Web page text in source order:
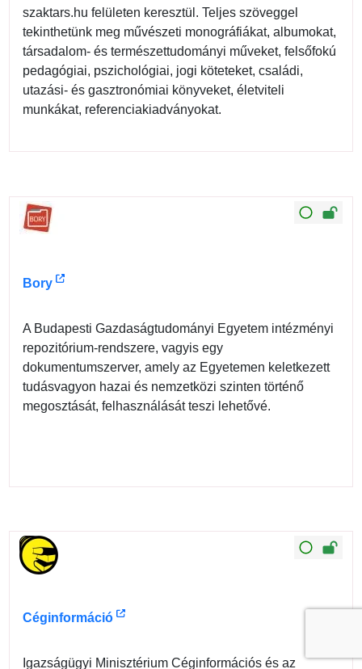
szaktars.hu felületen keresztül. Teljes szöveggel
tekinthetünk meg művészeti monográfiákat, albumokat,
társadalom- és természettudományi műveket, felsőfokú
pedagógiai, pszichológiai, jogi köteteket, családi,
utazási- és gasztronómiai könyveket, életviteli
munkákat, referenciakiadványokat.
Bory
A Budapesti Gazdaságtudományi Egyetem intézményi
repozitórium-rendszere, vagyis egy
dokumentumszerver, amely az Egyetemen keletkezett
tudásvagyon hazai és nemzetközi szinten történő
megosztását, felhasználását teszi lehetővé.
Céginformáció
Igazságügyi Minisztérium Céginformációs és az